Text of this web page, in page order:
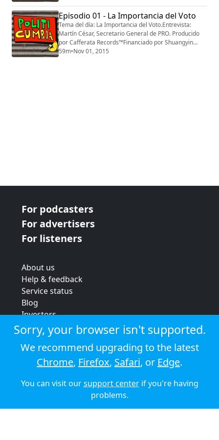
Episodio 01 - La Importancia del Voto
Tema del día: La Importancia del Voto.Entrevista:
Martín César, Secretario General de PRO. Producido
por Cafferata Records™Financiado por Shuangyin
Dong Feng Co. Ltd.
59m•Nov 01, 2015
For podcasters
For advertisers
For listeners
About us
Help & feedback
Service status
Blog
Investors
Strategic review
Terms & conditions
Privacy policy
Cookie policy
© 2026 Audioboom
Sorry, your browser isn't supported.
We recommend upgrading to the latest
Chrome, Firefox, Safari, or Edge.
You can visit oursupport centerif you're having
problems.